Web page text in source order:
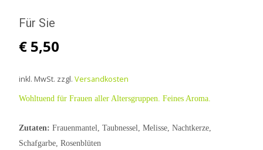
Für Sie
€ 5,50
inkl. MwSt. zzgl. Versandkosten
Wohltuend für Frauen aller Altersgruppen. Feines Aroma.
Zutaten: Frauenmantel, Taubnessel, Melisse, Nachtkerze,
Schafgarbe, Rosenblüten